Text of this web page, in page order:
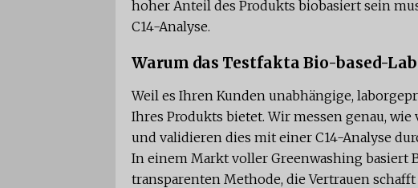
hoher Anteil des Produkts biobasiert sein
C14-Analyse.
Warum das Testfakta Bio-based-
Weil es Ihren Kunden unabhängige,
Ihres Produkts bietet. Wir messen genau,
und validieren dies mit einer C14-Analyse
In einem Markt voller Greenwashing basiert
transparenten Methode, die Vertrauen